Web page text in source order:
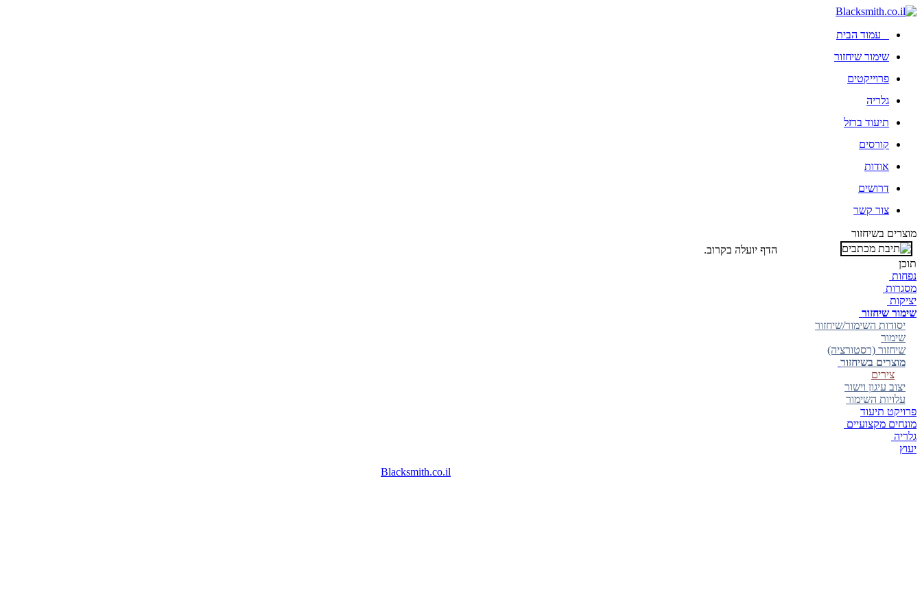
עמוד הבית
שימור שיחזור
פרוייקטים
גלריה
תיעוד ברזל
קורסים
אודות
דרושים
צור קשר
מוצרים בשיחזור
הדף יועלה בקרוב.
תוכן
נפחות
מסגרות
יציקות
שימור שיחזור
יסודות השימור/שיחזור
שימור
שיחזור (רסטורציה)
מוצרים בשיחזור
צירים
יצוב עיגון וישור
עלויות השימור
פרויקט תיעוד
מונחים מקצועיים
גלריה
יעוץ
Blacksmith.co.il